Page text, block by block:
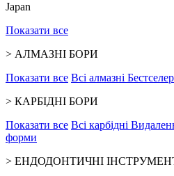
Japan
Показати все
> АЛМАЗНІ БОРИ
Показати все Всі алмазні
> КАРБІДНІ БОРИ
Показати все Всі карбідні
форми
> ЕНДОДОНТИЧНІ